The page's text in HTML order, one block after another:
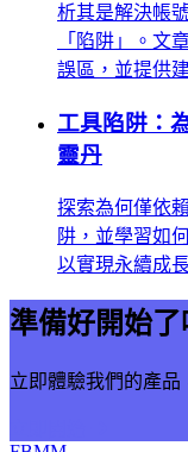
析其是解決帳
「陷阱」。文
誤區，並提供
工具陷阱：
靈丹
探索為何僅依
阱，並學習如
以實現永續成
準備好開始了
立即體驗我們的產品